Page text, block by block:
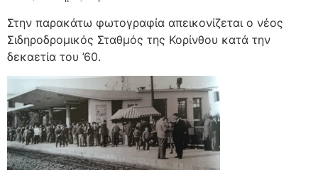
Στην παρακάτω φωτογραφία απεικονίζεται ο νέος
Σιδηροδρομικός Σταθμός της Κορίνθου κατά την
δεκαετία του ’60.